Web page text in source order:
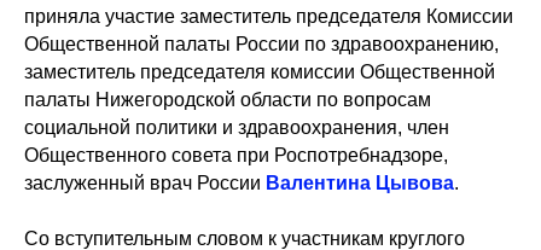
приняла участие заместитель председателя Комиссии
Общественной палаты России по здравоохранению,
заместитель председателя комиссии Общественной
палаты Нижегородской области по вопросам
социальной политики и здравоохранения, член
Общественного совета при Роспотребнадзоре,
заслуженный врач России Валентина Цывова.
Со вступительным словом к участникам круглого